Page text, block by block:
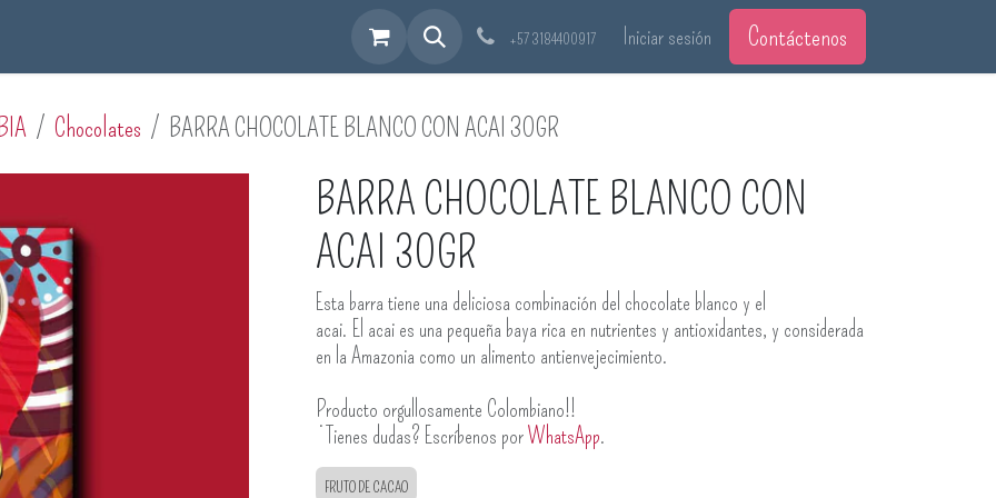
+57 3184400917 Iniciar sesión Contáctenos
Chocolates BARRA CHOCOLATE BLANCO CON ACAI 30GR
BARRA CHOCOLATE BLANCO CON
ACAI 30GR
Esta barra tiene una deliciosa combinación del chocolate blanco y el
acai. El acai es una pequeña baya rica en nutrientes y antioxidantes, y considerada
en la Amazonia como un alimento antienvejecimiento.
Producto orgullosamente Colombiano!!
¿Tienes dudas? Escríbenos porWhatsApp.
FRUTO DE CACAO